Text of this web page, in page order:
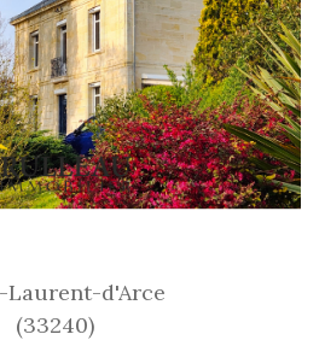
Laurent-d'Arce
(33240)